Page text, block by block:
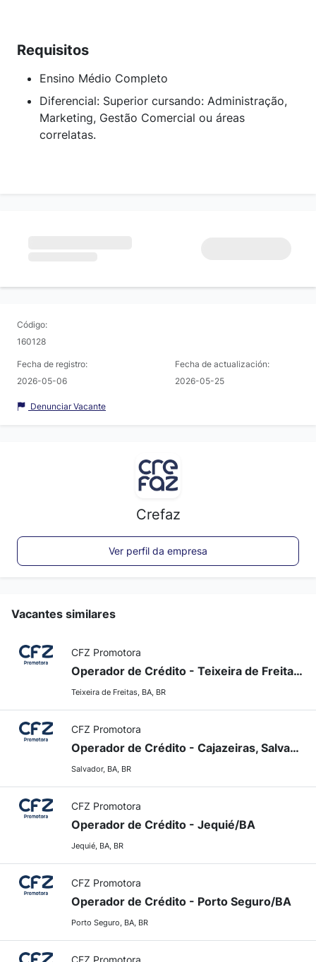
Requisitos
Ensino Médio Completo
Diferencial: Superior cursando: Administração,
Marketing, Gestão Comercial ou áreas
correlatas.
Código:
160128
Fecha de registro:
2026-05-06
Fecha de actualización:
2026-05-25
Denunciar Vacante
Crefaz
Ver perfil da empresa
Vacantes similares
CFZ Promotora
Operador de Crédito - Teixeira de Freitas/BA
Teixeira de Freitas, BA, BR
CFZ Promotora
Operador de Crédito - Cajazeiras, Salvador/BA
Salvador, BA, BR
CFZ Promotora
Operador de Crédito - Jequié/BA
Jequié, BA, BR
CFZ Promotora
Operador de Crédito - Porto Seguro/BA
Porto Seguro, BA, BR
CFZ Promotora